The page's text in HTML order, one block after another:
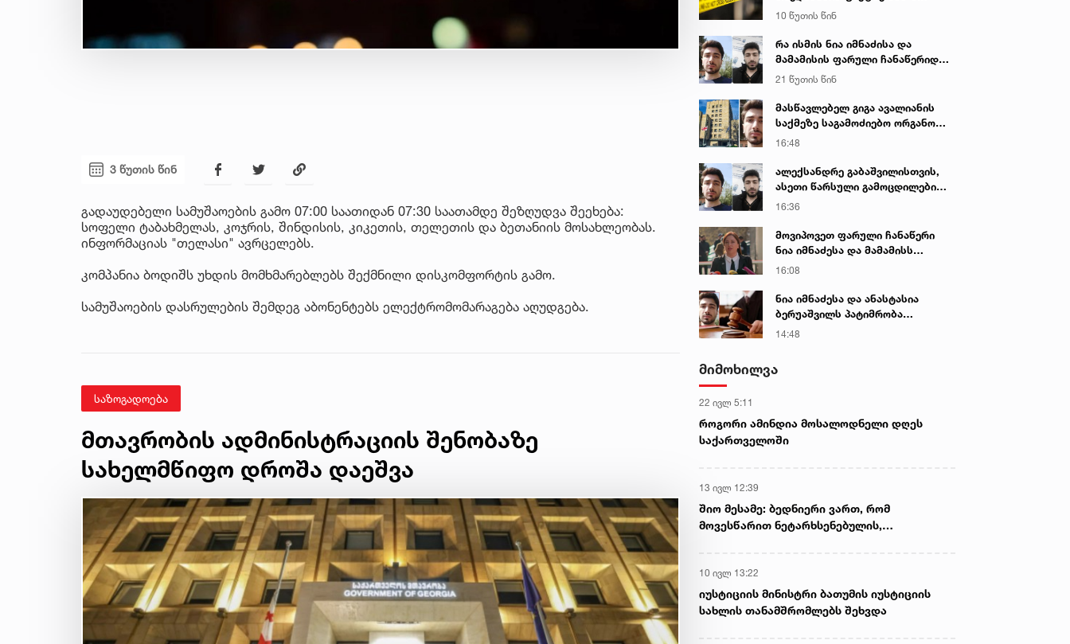
3 წუთის წინ
გადაუდებელი სამუშაოების გამო 07:00 საათიდან 07:30 საათამდე შეზღუდვა შეეხება:
სოფელი ტაბახმელას, კოჯრის, შინდისის, კიკეთის, თელეთის და ბეთანიის მოსახლეობას.
ინფორმაციას "თელასი" ავრცელებს.
კომპანია ბოდიშს უხდის მომხმარებლებს შექმნილი დისკომფორტის გამო.
სამუშაოების დასრულების შემდეგ აბონენტებს ელექტრომომარაგება აღუდგება.
საზოგადოება
მთავრობის ადმინისტრაციის შენობაზე
სახელმწიფო დროშა დაეშვა
გამოძიება დაიწყო
10 წუთის წინ
რა ისმის ნია იმნაძისა და
მამამისის ფარული ჩანაწერიდან
- გიგა ავალიანის მკვლელობის
საქმე
21 წუთის წინ
მასწავლებელ გიგა ავალიანის
საქმეზე საგამოძიებო ორგანო
დაკავებულ არასრულწლოვნებს -
ბერუაშვილს 30 დღის
განმავლობაში ფარულად
16:48
ალექსანდრე გაბაშვილისთვის,
ასეთი წარსული გამოცდილების
ადამიანისთვის ინფორმაციის
სექსუალურად ავიწროებდა,
ფაქტობრივად, წაქეზება იყო -
16:36
მოვიპოვეთ ფარული ჩანაწერი
ნია იმნაძესა და მამამისს
შორის, განიხილავდნენ, როგორ
- ნიას მამა ამბობს, რომ
არასწორად მოიქცა, თუმცა
ვერ მოიქცეოდა, თანამედროვე
პროკურორი
16:08
ნია იმნაძესა და ანასტასია
ბერუაშვილს პატიმრობა
შეეფარდათ
14:48
მიმოხილვა
22 ივლ 5:11
როგორი ამინდია მოსალოდნელი დღეს
საქართველოში
13 ივლ 12:39
შიო მესამე: ბედნიერი ვართ, რომ
მოვესწარით ნეტარხსენებულის,
10 ივლ 13:22
იუსტიციის მინისტრი ბათუმის იუსტიციის
სახლის თანამშრომლებს შეხვდა